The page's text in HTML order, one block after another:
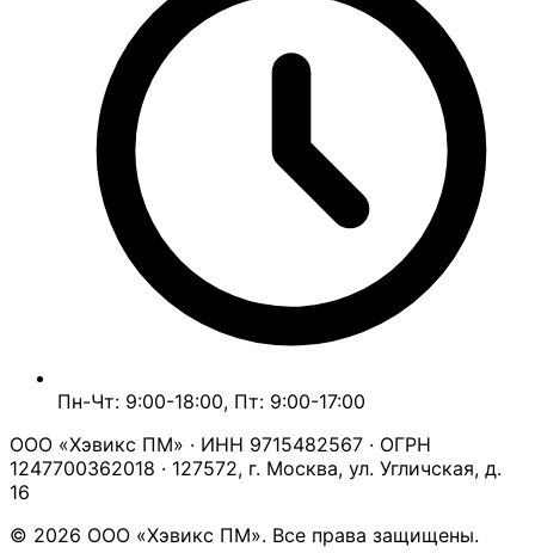
Пн-Чт: 9:00-18:00, Пт: 9:00-17:00
ООО «Хэвикс ПМ» · ИНН 9715482567 · ОГРН
1247700362018 · 127572, г. Москва, ул. Угличская, д.
16
© 2026 ООО «Хэвикс ПМ». Все права защищены.